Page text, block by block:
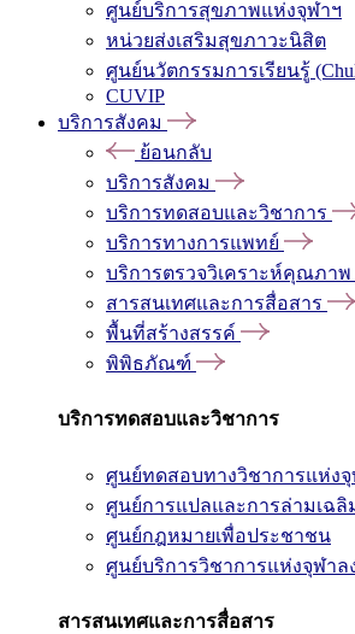
ศูนย์บริการสุขภาพแห่งจุฬาฯ
หน่วยส่งเสริมสุขภาวะนิสิต
ศูนย์นวัตกรรมการเรียนรู้
CUVIP
บริการสังคม
ย้อนกลับ
บริการสังคม
บริการทดสอบและวิชาการ
บริการทางการแพทย์
บริการตรวจวิเคราะห์คุณภาพ
สารสนเทศและการสื่อสาร
พื้นที่สร้างสรรค์
พิพิธภัณฑ์
บริการทดสอบและวิชาการ
ศูนย์ทดสอบทางวิชาการแห่งจุ
ศูนย์การแปลและการล่ามเฉลิ
ศูนย์กฎหมายเพื่อประชาชน
ศูนย์บริการวิชาการแห่งจุฬา
สารสนเทศและการสื่อสาร